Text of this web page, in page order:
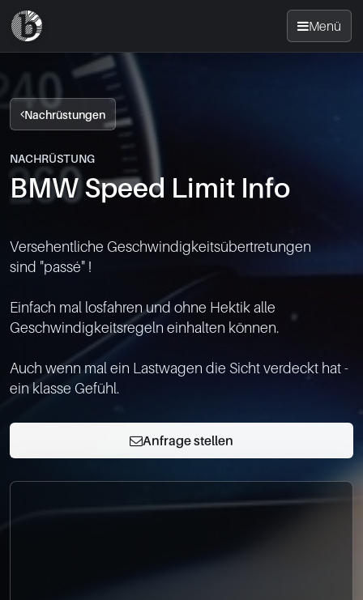
Menü
Startseite
Nachrüsten
News
Standorte
Kontakt
0049-861-900290
info@bimmer-manufaktur.de
Nachrüstungen
NACHRÜSTUNG
BMW Speed Limit Info
Versehentliche Geschwindigkeitsübertretungen
sind "passé" !
Einfach mal losfahren und ohne Hektik alle
Geschwindigkeitsregeln einhalten können.
Auch wenn mal ein Lastwagen die Sicht verdeckt hat -
Anfrage stellen